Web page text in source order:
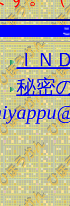
この
ＩＮ
秘密